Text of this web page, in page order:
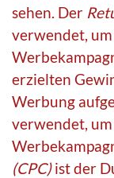
sehen. Der
verwendet,
erzielten
Werbung
verwendet,
(CPC)ist der